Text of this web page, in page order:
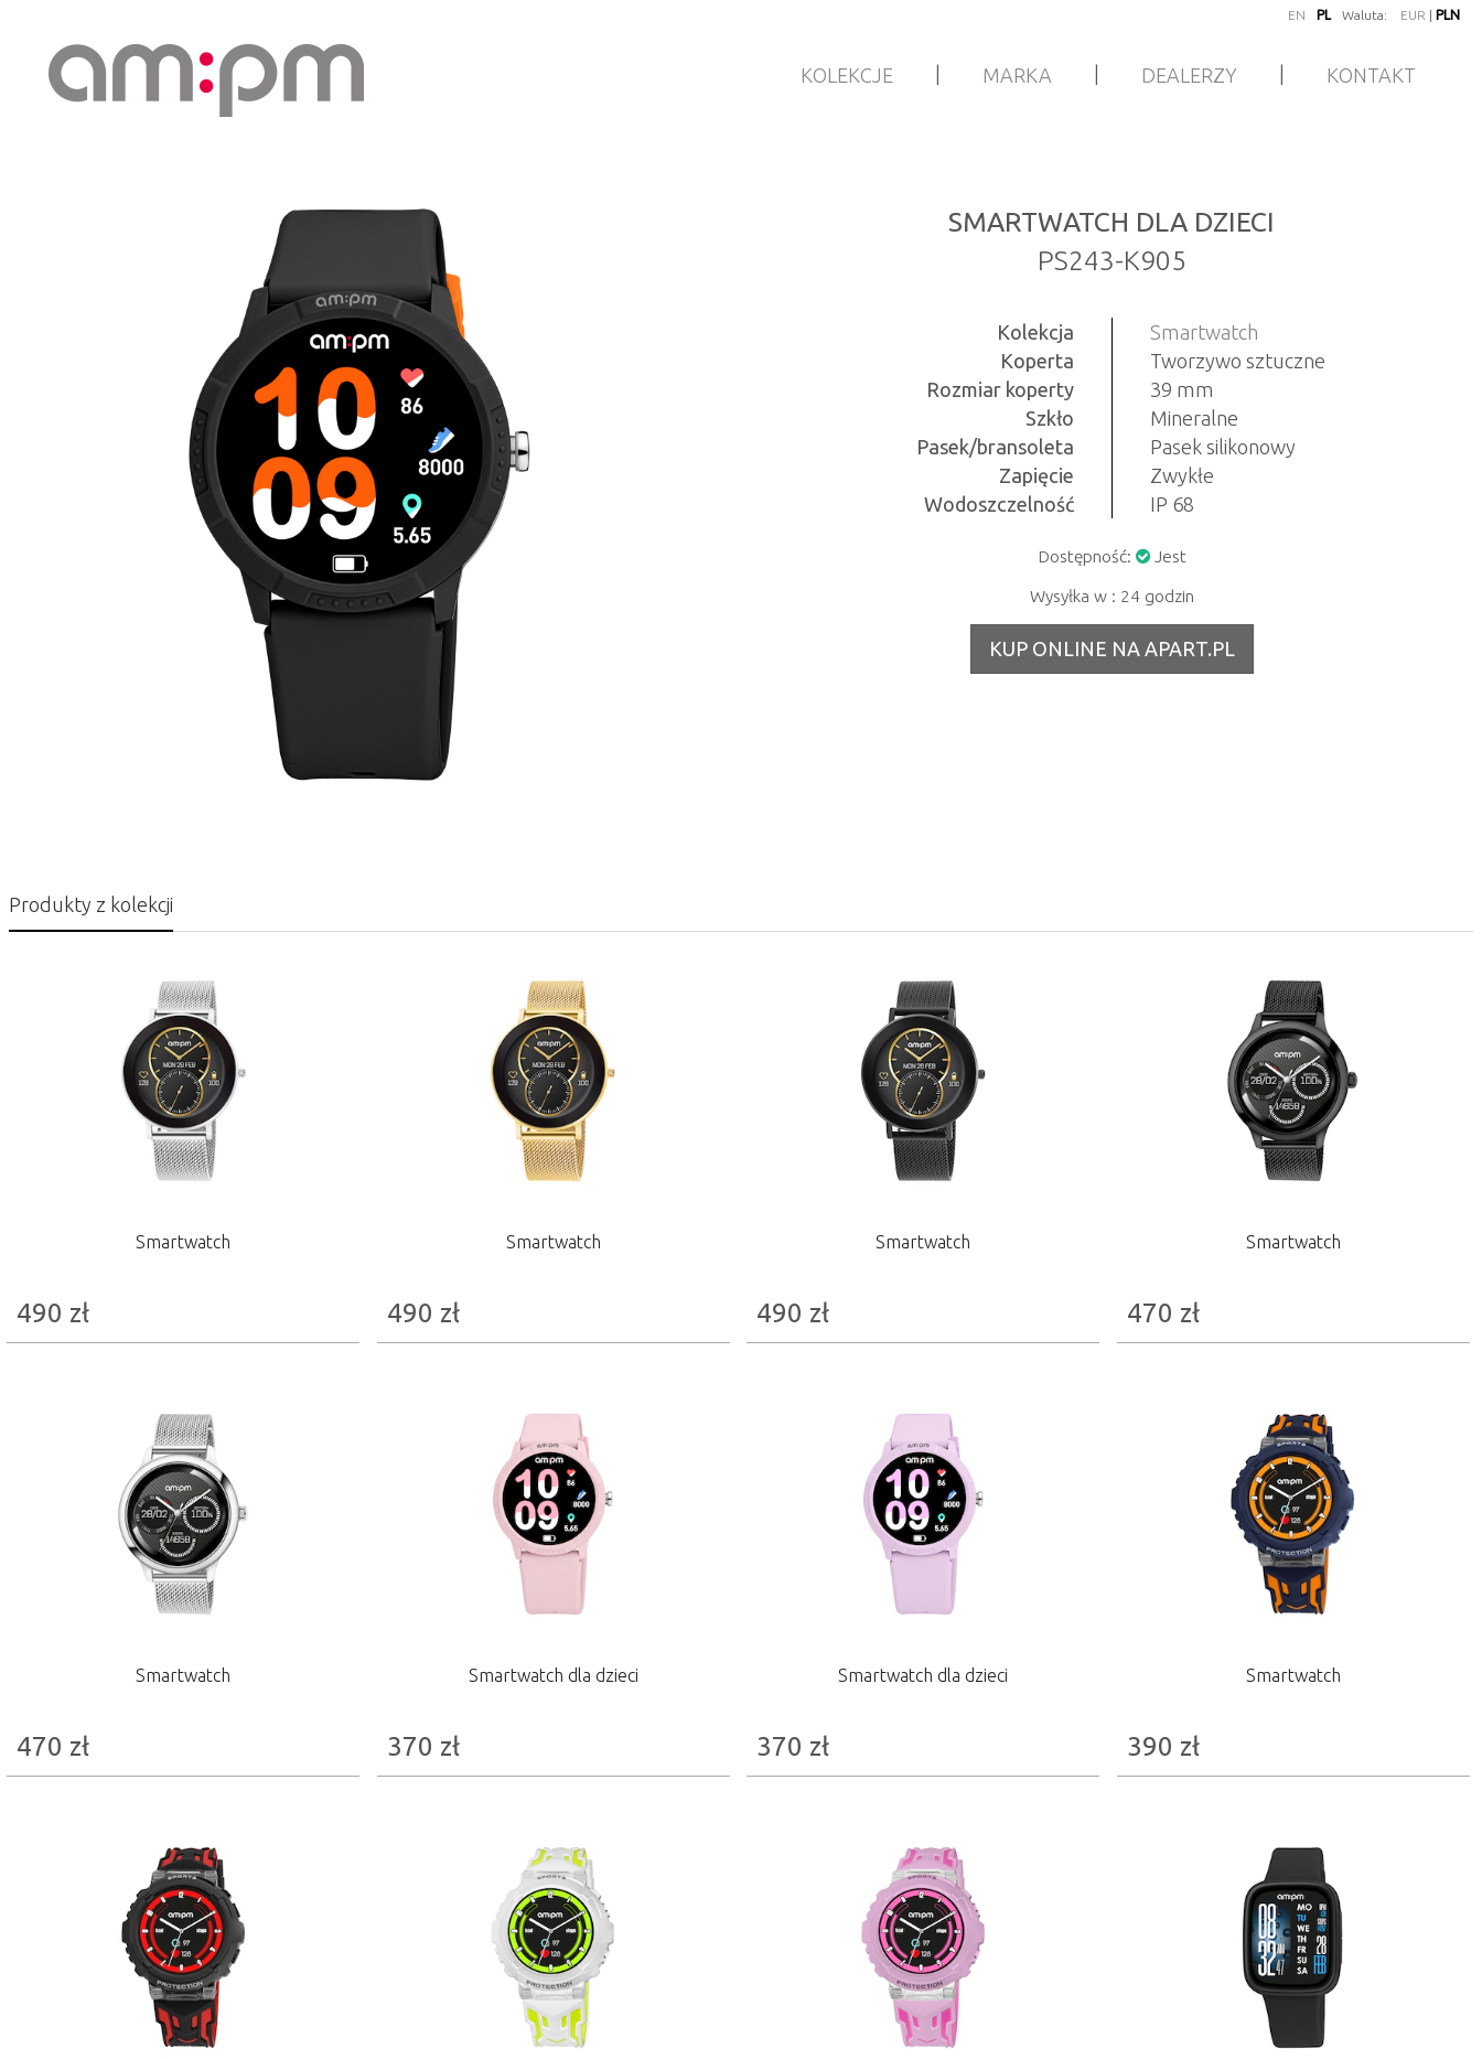
EN PL Waluta: EUR | PLN
KOLEKCJE MARKA DEALERZY KONTAKT
SMARTWATCH DLA DZIECI
PS243-K905
Kolekcja
Smartwatch
Koperta
Tworzywo sztuczne
Rozmiar koperty
39 mm
Szkło
Mineralne
Pasek/bransoleta
Pasek silikonowy
Zapięcie
Zwykłe
Wodoszczelność
IP 68
Dostępność: Jest
Wysyłka w : 24 godzin
KUP ONLINE NA APART.PL
Produkty z kolekcji
Smartwatch
490 zł
Smartwatch
490 zł
Smartwatch
490 zł
Smartwatch
470 zł
Smartwatch
470 zł
Smartwatch dla dzieci
370 zł
Smartwatch dla dzieci
370 zł
Smartwatch
390 zł